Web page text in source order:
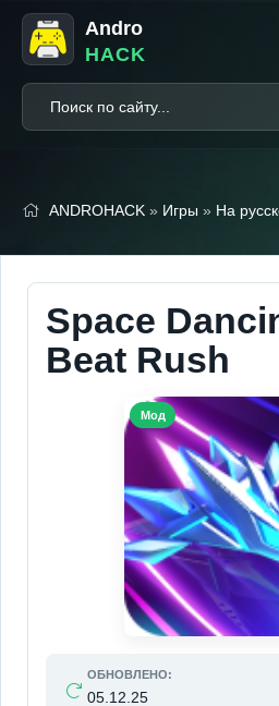
Andro
HACK
ANDROHACK » Игры » На
Space
Beat Rush
ОБНОВЛЕНО:
05.12.25
Мод